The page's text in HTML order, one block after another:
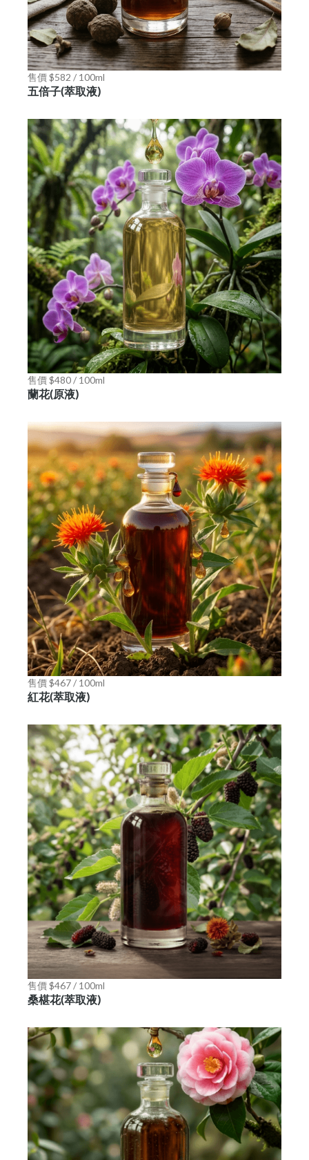
售價 $582 / 100ml
五倍子(萃取液)
售價 $480 / 100ml
蘭花(原液)
售價 $467 / 100ml
紅花(萃取液)
售價 $467 / 100ml
桑椹花(萃取液)